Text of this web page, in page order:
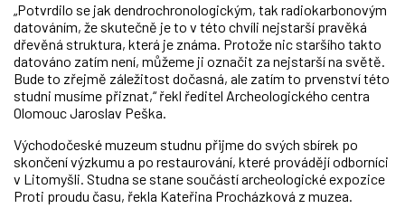
„Potvrdilo se jak dendrochronologickým, tak radiokarbonovým
datováním, že skutečně je to v této chvíli nejstarší pravěká
dřevěná struktura, která je známa. Protože nic staršího takto
datováno zatím není, můžeme ji označit za nejstarší na světě.
Bude to zřejmě záležitost dočasná, ale zatím to prvenství této
studni musíme přiznat,“ řekl ředitel Archeologického centra
Olomouc Jaroslav Peška.
Východočeské muzeum studnu přijme do svých sbírek po
skončení výzkumu a po restaurování, které provádějí odborníci
v Litomyšli. Studna se stane součástí archeologické expozice
Proti proudu času, řekla Kateřina Procházková z muzea.